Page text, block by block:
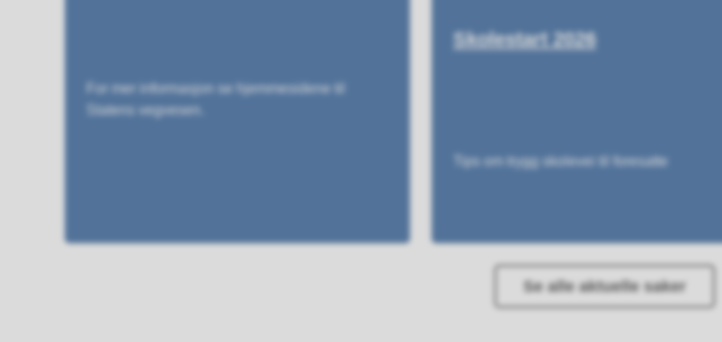
For mer informasjon se hjemmesidene til
Statens vegvesen.
Skolestart 2026
Tips om trygg skolevei til foresatte
Se alle aktuelle saker